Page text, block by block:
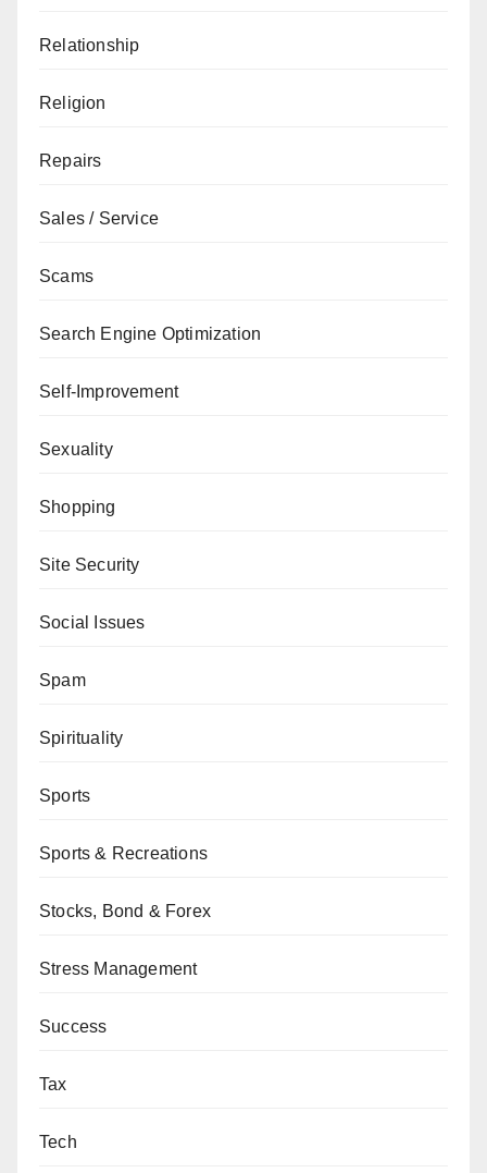
Relationship
Religion
Repairs
Sales / Service
Scams
Search Engine Optimization
Self-Improvement
Sexuality
Shopping
Site Security
Social Issues
Spam
Spirituality
Sports
Sports & Recreations
Stocks, Bond & Forex
Stress Management
Success
Tax
Tech